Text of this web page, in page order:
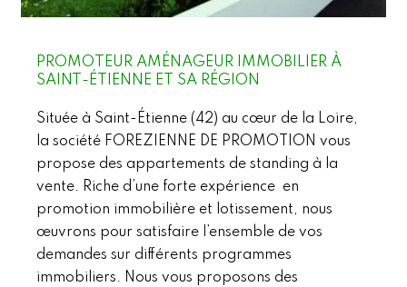
PROMOTEUR AMÉNAGEUR IMMOBILIER À
SAINT-ÉTIENNE ET SA RÉGION
Située à Saint-Étienne (42) au cœur de la Loire,
la société FOREZIENNE DE PROMOTION vous
propose des appartements de standing à la
vente. Riche d’une forte expérience en
promotion immobilière et lotissement, nous
œuvrons pour satisfaire l’ensemble de vos
demandes sur différents programmes
immobiliers. Nous vous proposons des